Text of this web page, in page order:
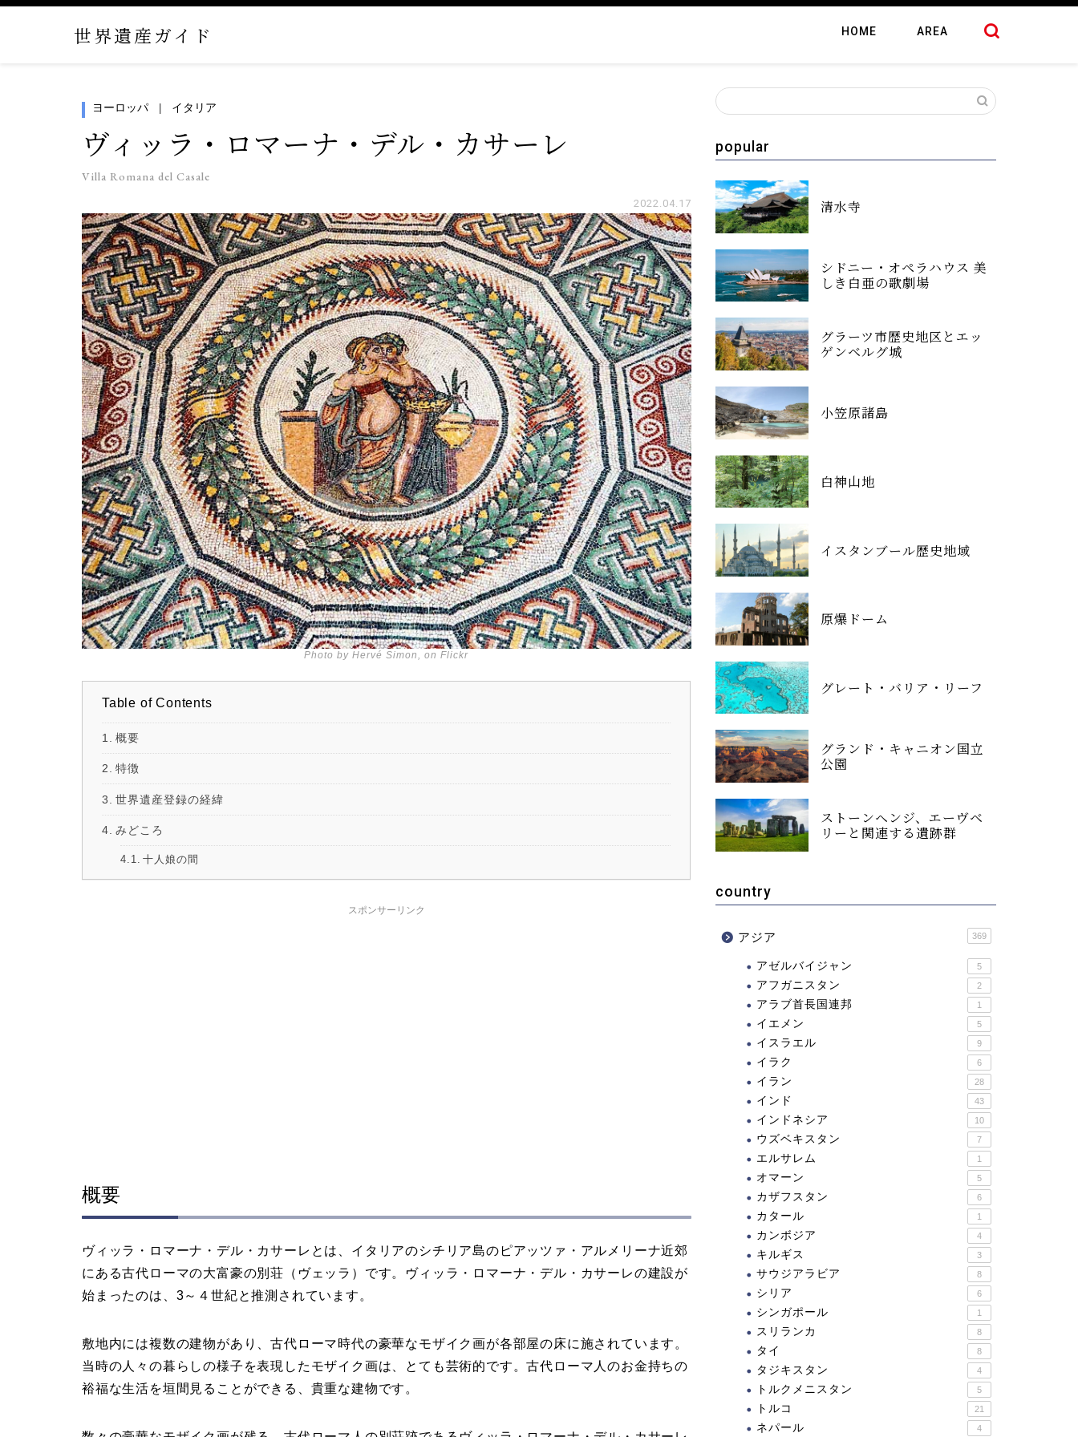
世界遺産ガイド HOME AREA
ヨーロッパ イタリア
ヴィッラ・ロマーナ・デル・カサーレ
Villa Romana del Casale
2022.04.17
Photo by Hervé Simon, on Flickr
Table of Contents
概要
特徴
世界遺産登録の経緯
みどころ
十人娘の間
スポンサーリンク
概要
ヴィッラ・ロマーナ・デル・カサーレとは、イタリアのシチリア島のピアッツァ・アルメリーナ近郊
にある古代ローマの大富豪の別荘（ヴェッラ）です。ヴィッラ・ロマーナ・デル・カサーレの建設が
始まったのは、3～４世紀と推測されています。
敷地内には複数の建物があり、古代ローマ時代の豪華なモザイク画が各部屋の床に施されています。
当時の人々の暮らしの様子を表現したモザイク画は、とても芸術的です。古代ローマ人のお金持ちの
裕福な生活を垣間見ることができる、貴重な建物です。
popular
清水寺
シドニー・オペラハウス 美
しき白亜の歌劇場
グラーツ市歴史地区とエッ
ゲンベルグ城
小笠原諸島
白神山地
イスタンブール歴史地域
原爆ドーム
グレート・バリア・リーフ
グランド・キャニオン国立
公園
ストーンヘンジ、エーヴベ
リーと関連する遺跡群
country
アジア 369
アゼルバイジャン 5
アフガニスタン 2
アラブ首長国連邦 1
イエメン 5
イスラエル 9
イラク 6
イラン 28
インド 43
インドネシア 10
ウズベキスタン 7
エルサレム 1
オマーン 5
カザフスタン 6
カタール 1
カンボジア 4
キルギス 3
サウジアラビア 8
シリア 6
シンガポール 1
スリランカ 8
タイ 8
タジキスタン 4
トルクメニスタン 5
トルコ 21
ネパール 4